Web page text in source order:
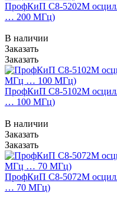
ПрофКиП С8-5202М
… 200 МГц)
В наличии
Заказать
Заказать
ПрофКиП С8-5102М
… 100 МГц)
В наличии
Заказать
Заказать
ПрофКиП С8-5072М
… 70 МГц)